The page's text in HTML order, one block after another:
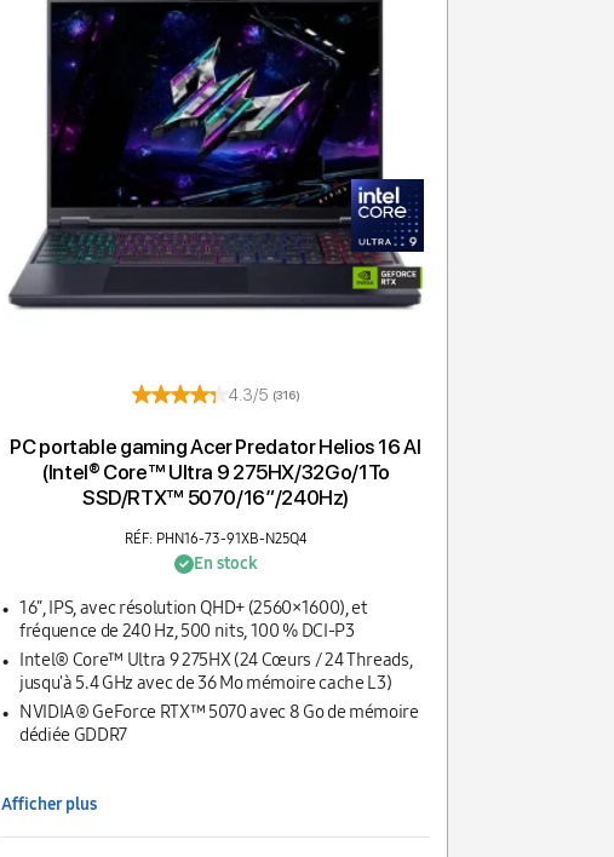
4.3/5 (316)
PC portable gaming Acer Predator Helios 16 AI
(Intel® Core™ Ultra 9 275HX/32Go/1To
SSD/RTX™ 5070/16″/240Hz)
RÉF: PHN16-73-91XB-N25Q4
En stock
16″, IPS, avec résolution QHD+ (2560×1600), et
fréquence de 240 Hz, 500 nits, 100 % DCI-P3
Intel® Core™ Ultra 9 275HX (24 Cœurs / 24 Threads,
jusqu'à 5.4 GHz avec de 36 Mo mémoire cache L3)
NVIDIA® GeForce RTX™ 5070 avec 8 Go de mémoire
dédiée GDDR7
Afficher plus